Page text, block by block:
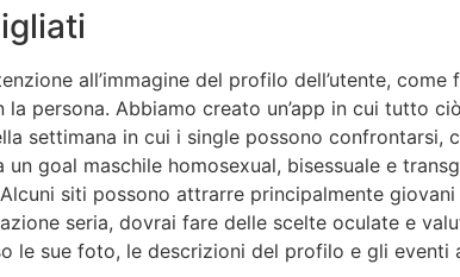
all’immagine del profilo dell’utente,
persona. Abbiamo creato un’app in cui tutto
settimana in cui i single possono
un goal maschile homosexual, bisessuale e
siti possono attrarre principalmente
seria, dovrai fare delle scelte oculate e
le sue foto, le descrizioni del profilo e gli eventi